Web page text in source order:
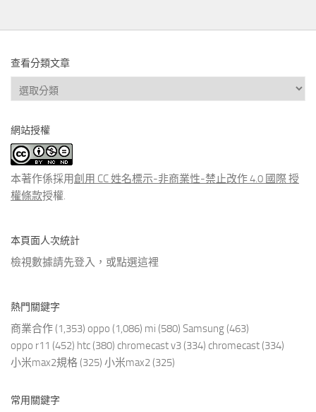
查看分類文章
查
看
類
文
章
網站授權
本著作係採用創用 CC 姓名標示-非商業性-禁止改作 4.0 國際 授
權條款授權.
本頁面人次統計
檢視數據請先登入，或點選這裡
熱門關鍵字
商業合作 (1,353) oppo (1,086) mi (580) Samsung (463)
oppo r11 (452) htc (380) chromecast v3 (334) chromecast (334)
小米max2規格 (325) 小米max2 (325)
常用關鍵字